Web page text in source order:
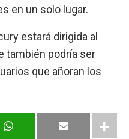
en un solo lugar.
estará dirigida al
también podría ser
que añoran los